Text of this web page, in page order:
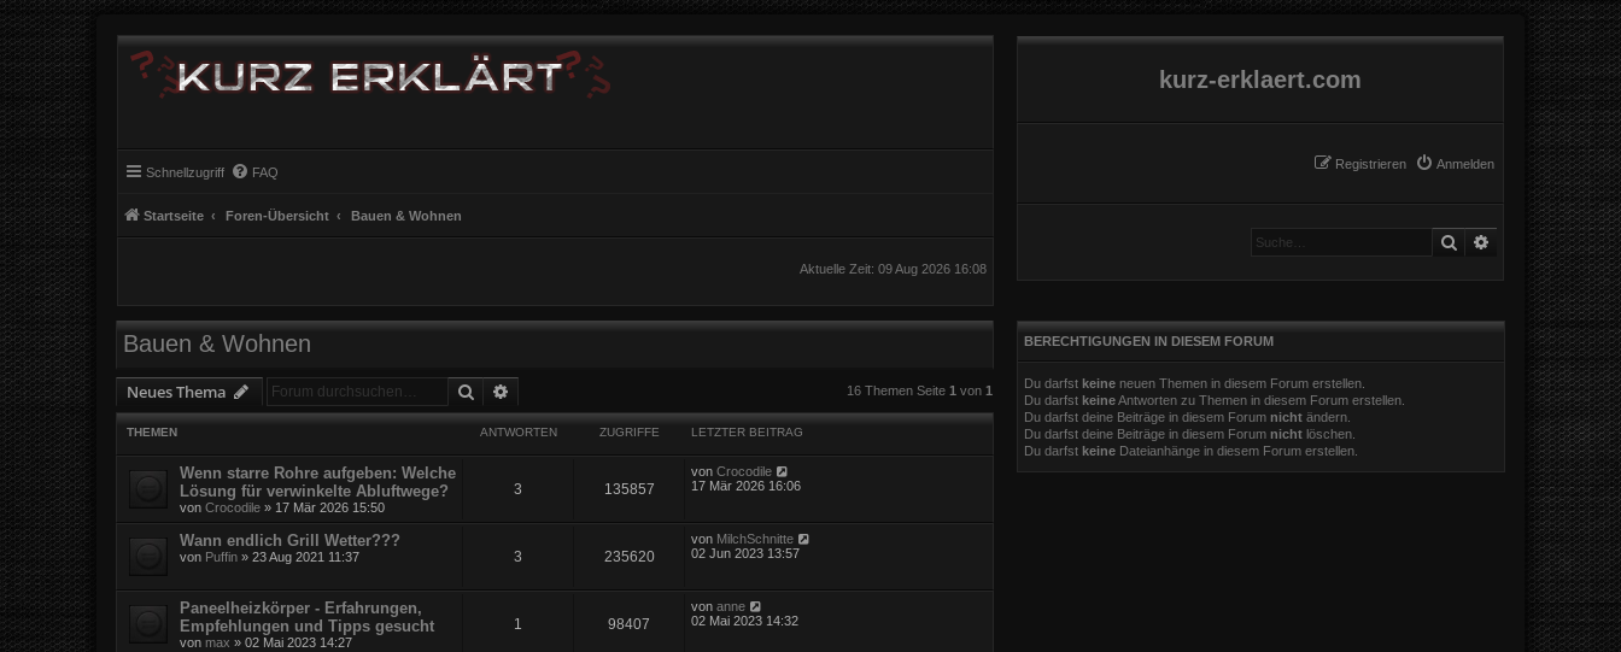
kurz-erklaert.com
Anmelden
Registrieren
Schnellzugriff FAQ
Startseite Foren-Übersicht Bauen & Wohnen
Suche Erweiterte Suche
Aktuelle Zeit: 09 Aug 2026 16:08
Bauen & Wohnen
Neues Thema Suche 16 Themen Seite 1 von 1
THEMEN ANTWORTEN ZUGRIFFE LETZTER BEITRAG
Wenn starre Rohre aufgeben: Welche
Lösung für verwinkelte Abluftwege?
von Crocodile » 17 Mär 2026 15:50
3 135857
vonCrocodile
17 Mär 2026 16:06
Wann endlich Grill Wetter???
von Puffin » 23 Aug 2021 11:37 3 235620
von MilchSchnitte
02 Jun 2023 13:57
Paneelheizkörper - Erfahrungen,
Empfehlungen und Tipps gesucht
von max » 02 Mai 2023 14:27
1 98407
vonanne
02 Mai 2023 14:32
BERECHTIGUNGEN IN DIESEM FORUM
Du darfst keineneuen Themen in diesem Forum erstellen.
Du darfst keineAntworten zu Themen in diesem Forum erstellen.
Du darfst deine Beiträge in diesem Forum nichtändern.
Du darfst deine Beiträge in diesem Forum nichtlöschen.
Du darfst keineDateianhänge in diesem Forum erstellen.